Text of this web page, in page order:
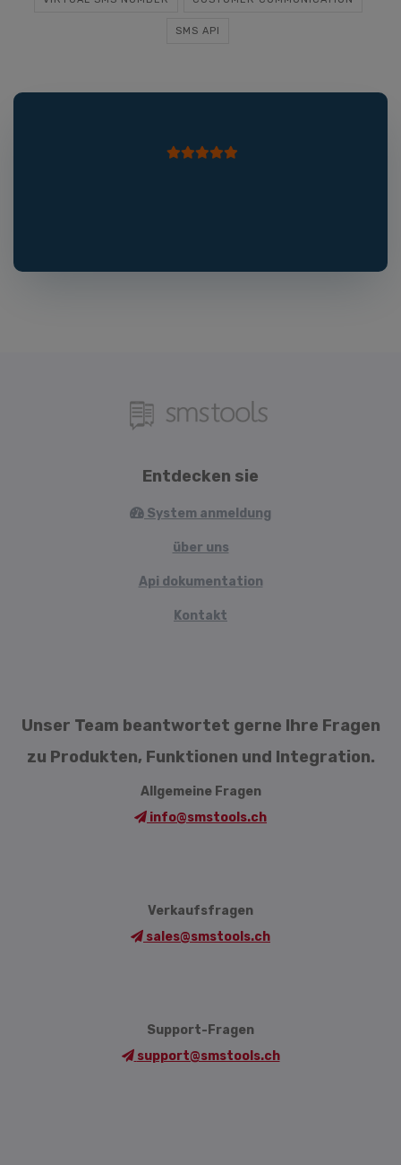
SMS API
Entdecken sie
System anmeldung
über uns
Api dokumentation
Kontakt
Unser Team beantwortet gerne Ihre Fragen
zu Produkten, Funktionen und Integration.
Allgemeine Fragen
info@smstools.ch
Verkaufsfragen
sales@smstools.ch
Support-Fragen
support@smstools.ch